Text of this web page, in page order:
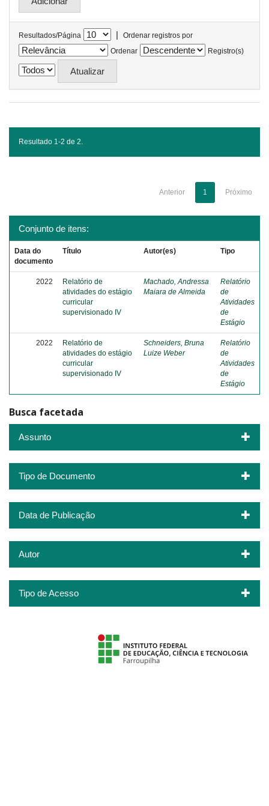
Resultados/Página |
Ordenar registros por
Ordenar
Registro(s)
Resultado 1-2 de 2.
Anterior 1 Próximo
Conjunto de itens:
Data do
documento
Título Autor(es) Tipo
2022
Relatório de
atividades do estágio
curricular
supervisionado IV
Machado, Andressa
Maiara de Almeida
Relatório
de
Atividades
de
Estágio
2022
Relatório de
atividades do estágio
curricular
supervisionado IV
Schneiders, Bruna
Luize Weber
Relatório
de
Atividades
de
Estágio
Busca facetada
Assunto
Tipo de Documento
Data de Publicação
Autor
Tipo de Acesso